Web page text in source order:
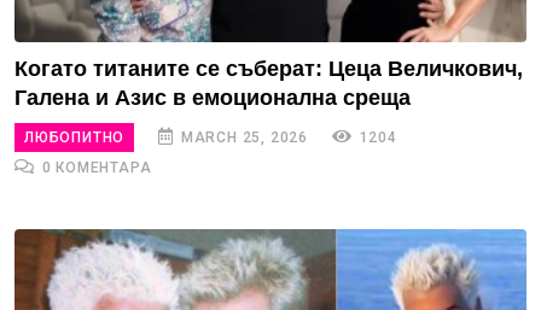
Когато титаните се съберат: Цеца Величкович,
Галена и Азис в емоционална среща
ЛЮБОПИТНО MARCH 25, 2026
1204
0 КОМЕНТАРА